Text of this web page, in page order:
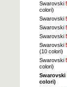
Swarovski
colori)
Swarovski
Swarovski
Swarovski
Swarovski
(10 colori)
Swarovski
colori)
Swarovski
colori)